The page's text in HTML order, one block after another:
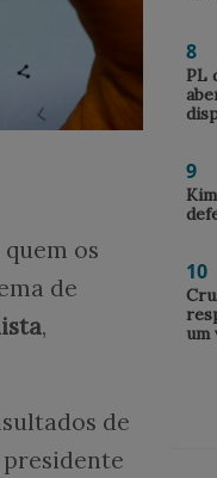
os
de
,
de
presidente
8
PL
9
10
um